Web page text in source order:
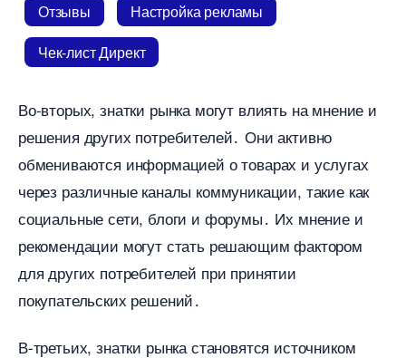
Отзывы
Настройка рекламы
Чек-лист Директ
о-вторых, знатки рынка могут влиять на мнение и
решения других потребителей․ Они активно
обмениваются информацией о товарах и услугах
через различные каналы коммуникации, такие как
социальные сети, блоги и форумы․ Их мнение и
рекомендации могут стать решающим фактором
для других потребителей при принятии
покупательских решений․
-третьих, знатки рынка становятся источником